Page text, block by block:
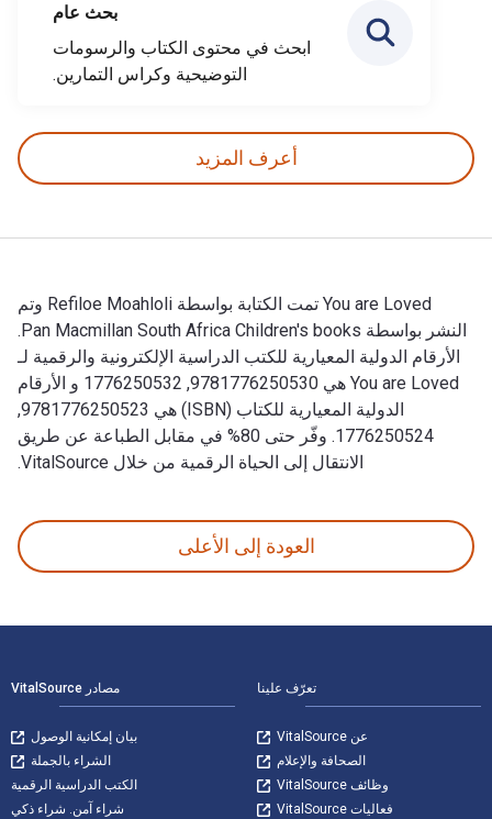
بحث عام
ابحث في محتوى الكتاب والرسومات
التوضيحية وكراس التمارين.
أعرف المزيد
You are Loved تمت الكتابة بواسطة Refiloe Moahloli وتم
النشر بواسطة Pan Macmillan South Africa Children's books.
الأرقام الدولية المعيارية للكتب الدراسية الإلكترونية والرقمية لـ
You are Loved هي 9781776250530, 1776250532 و الأرقام
الدولية المعيارية للكتاب (ISBN) هي 9781776250523,
1776250524. وفّر حتى 80% في مقابل الطباعة عن طريق
الانتقال إلى الحياة الرقمية من خلال VitalSource.
العودة إلى الأعلى
تعرّف علينا
عن VitalSource
الصحافة والإعلام
وظائف VitalSource
فعاليات VitalSource
مصادر VitalSource
بيان إمكانية الوصول
الشراء بالجملة
الكتب الدراسية الرقمية
شراء آمن. شراء ذكي